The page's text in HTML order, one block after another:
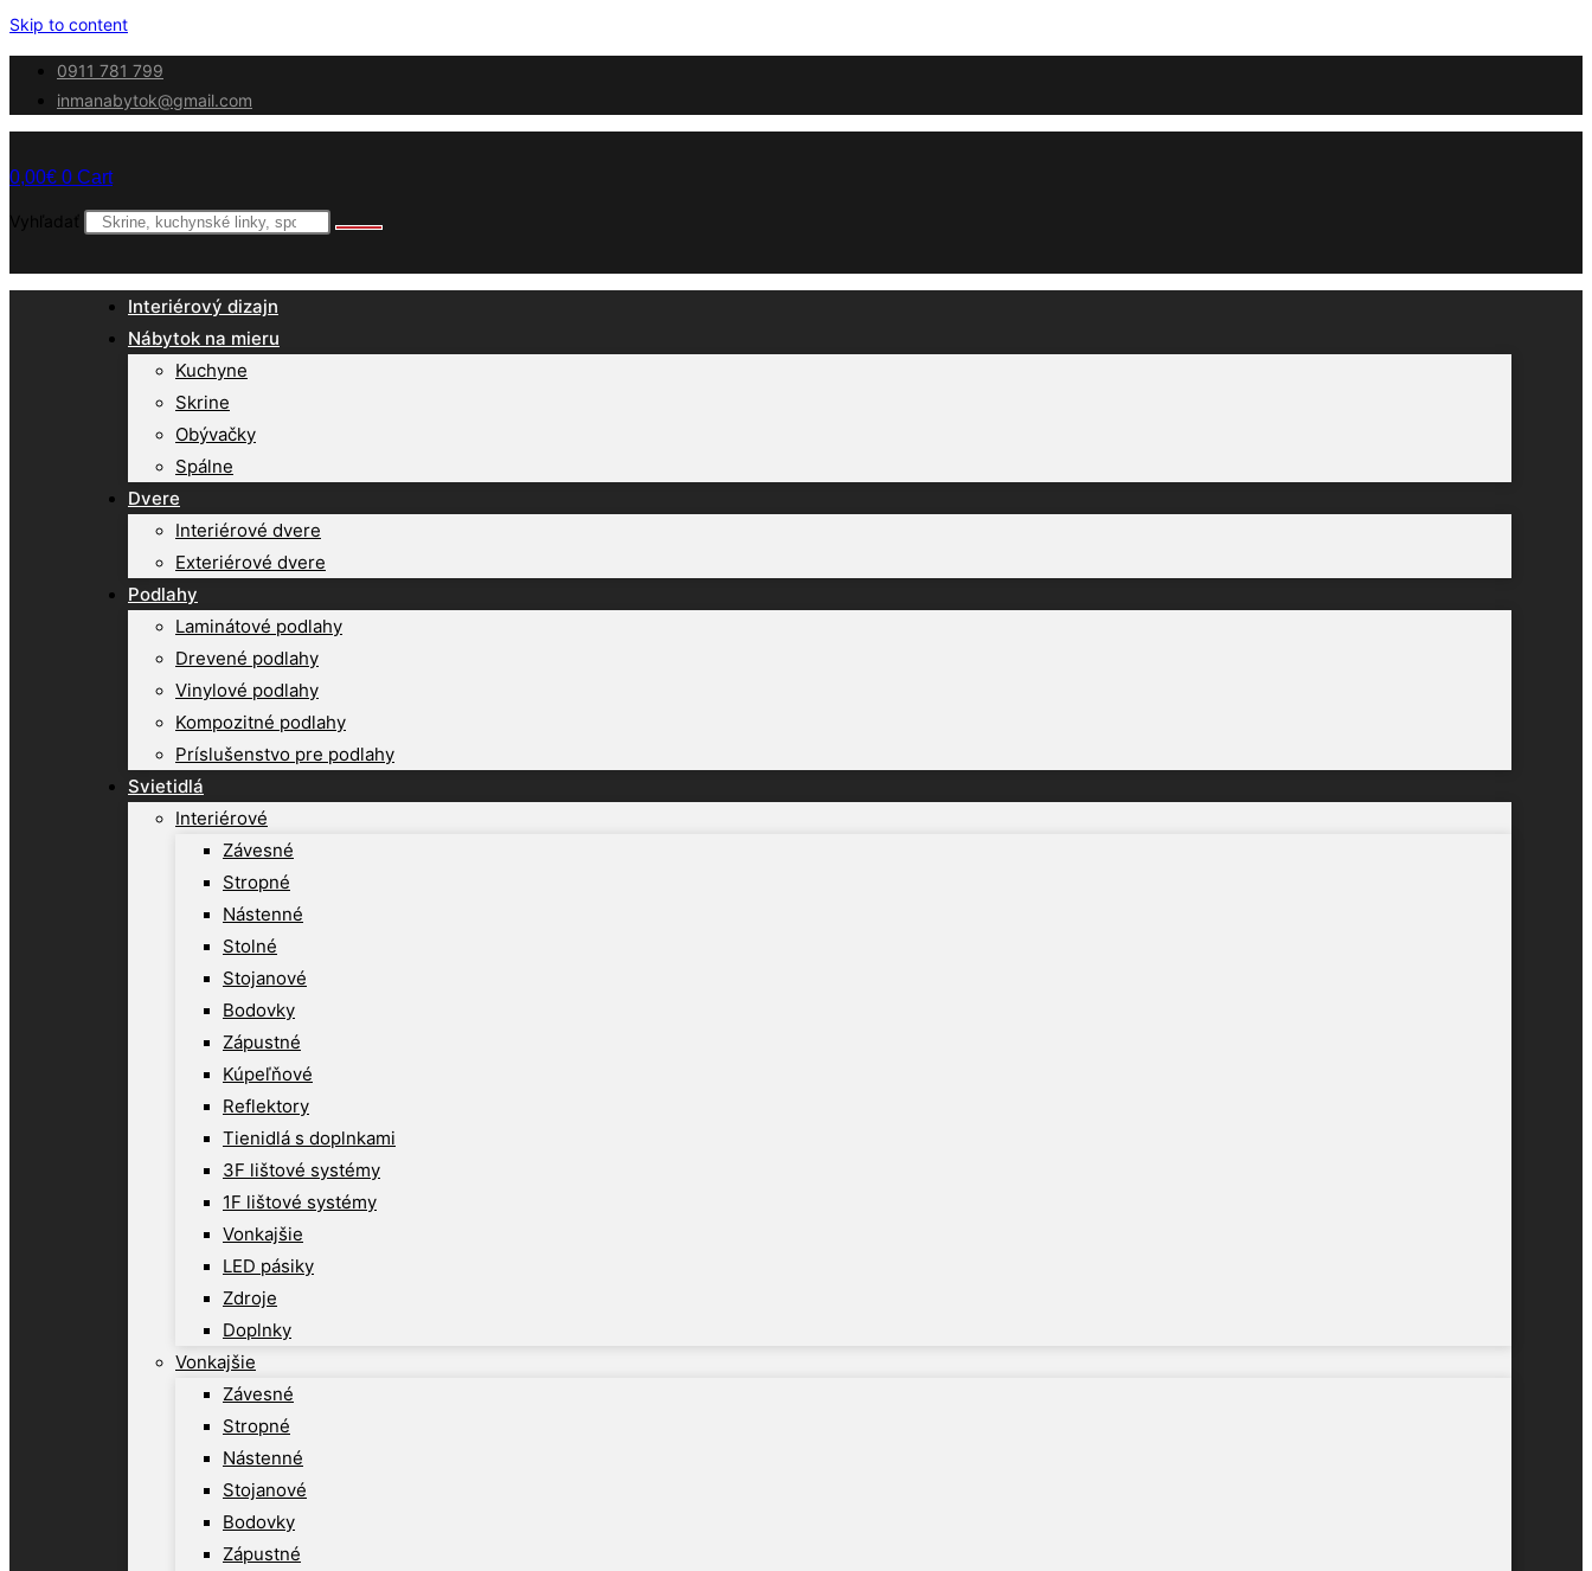
Skip to content
0911 781 799
inmanabytok@gmail.com
0,00€ 0 Cart
Vyhľadať
Interiérový dizajn
Nábytok na mieru
Kuchyne
Skrine
Obývačky
Spálne
Dvere
Interiérové dvere
Exteriérové dvere
Podlahy
Laminátové podlahy
Drevené podlahy
Vinylové podlahy
Kompozitné podlahy
Príslušenstvo pre podlahy
Svietidlá
Interiérové
Závesné
Stropné
Nástenné
Stolné
Stojanové
Bodovky
Zápustné
Kúpeľňové
Reflektory
Tienidlá s doplnkami
3F lištové systémy
1F lištové systémy
Vonkajšie
LED pásiky
Zdroje
Doplnky
Vonkajšie
Závesné
Stropné
Nástenné
Stojanové
Bodovky
Zápustné